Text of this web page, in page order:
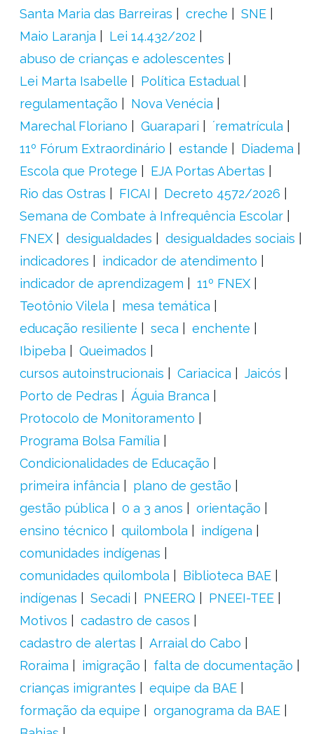
Santa Maria das Barreiras
creche
SNE
Maio Laranja
Lei 14.432/202
abuso de crianças e adolescentes
Lei Marta Isabelle
Política Estadual
regulamentação
Nova Venécia
Marechal Floriano
Guarapari
´rematrícula
11º Fórum Extraordinário
estande
Diadema
Escola que Protege
EJA Portas Abertas
Rio das Ostras
FICAI
Decreto 4572/2026
Semana de Combate à Infrequência Escolar
FNEX
desigualdades
desigualdades sociais
indicadores
indicador de atendimento
indicador de aprendizagem
11º FNEX
Teotônio Vilela
mesa temática
educação resiliente
seca
enchente
Ibipeba
Queimados
cursos autoinstrucionais
Cariacica
Jaicós
Porto de Pedras
Águia Branca
Protocolo de Monitoramento
Programa Bolsa Família
Condicionalidades de Educação
primeira infância
plano de gestão
gestão pública
0 a 3 anos
orientação
ensino técnico
quilombola
indígena
comunidades indígenas
comunidades quilombola
Biblioteca BAE
indígenas
Secadi PNEERQ
PNEEI-TEE
Motivos
cadastro de casos
cadastro de alertas
Arraial do Cabo
Roraima
imigração
falta de documentação
crianças imigrantes
equipe da BAE
formação da equipe
organograma da BAE